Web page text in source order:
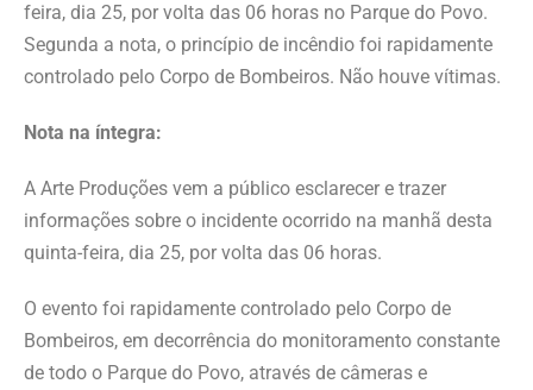
feira, dia 25, por volta das 06 horas no Parque do Povo.
Segunda a nota, o princípio de incêndio foi rapidamente
controlado pelo Corpo de Bombeiros. Não houve vítimas.
Nota na íntegra:
A Arte Produções vem a público esclarecer e trazer
informações sobre o incidente ocorrido na manhã desta
quinta-feira, dia 25, por volta das 06 horas.
O evento foi rapidamente controlado pelo Corpo de
Bombeiros, em decorrência do monitoramento constante
de todo o Parque do Povo, através de câmeras e